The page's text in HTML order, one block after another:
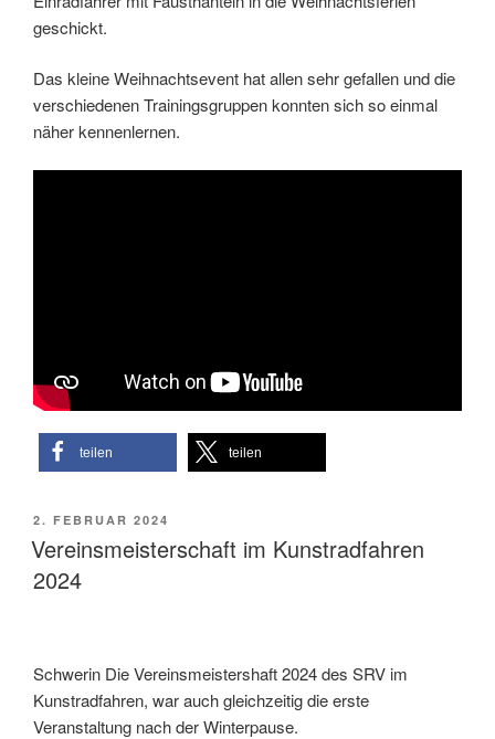
geschickt.
Das kleine Weihnachtsevent hat allen sehr gefallen und die
verschiedenen Trainingsgruppen konnten sich so einmal
näher kennenlernen.
teilen teilen
VERÖFFENTLICHT
AM
2. FEBRUAR 2024
Vereinsmeisterschaft im Kunstradfahren
2024
Schwerin Die Vereinsmeistershaft 2024 des SRV im
Kunstradfahren, war auch gleichzeitig die erste
Veranstaltung nach der Winterpause.